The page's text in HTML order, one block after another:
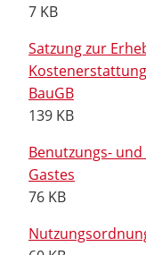
7 KB
Satzung zur
BauGB
139 KB
Benutzungs-
Gastes
76 KB